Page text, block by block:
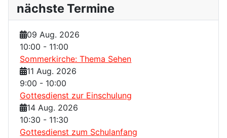
nächste Termine
09 Aug. 2026
10:00 - 11:00
Sommerkirche: Thema Sehen
11 Aug. 2026
9:00 - 10:00
Gottesdienst zur Einschulung
14 Aug. 2026
10:30 - 11:30
Gottesdienst zum Schulanfang